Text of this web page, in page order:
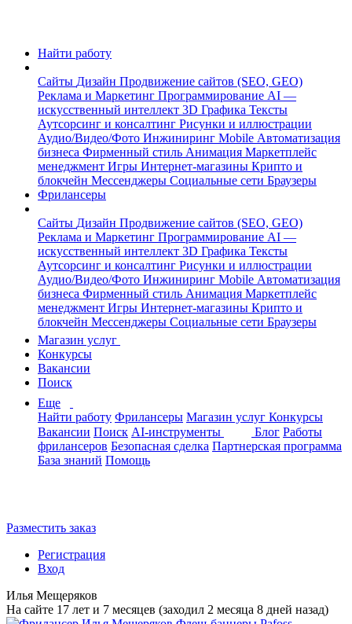
Найти работу
Сайты Дизайн Продвижение сайтов (SEO, GEO)
Реклама и Маркетинг Программирование AI —
искусственный интеллект 3D Графика Тексты
Аутсорсинг и консалтинг Рисунки и иллюстрации
Аудио/Видео/Фото Инжиниринг Mobile Автоматизация
бизнеса Фирменный стиль Анимация Маркетплейс
менеджмент Игры Интернет-магазины Крипто и
блокчейн Мессенджеры Социальные сети Браузеры
Фрилансеры
Сайты Дизайн Продвижение сайтов (SEO, GEO)
Реклама и Маркетинг Программирование AI —
искусственный интеллект 3D Графика Тексты
Аутсорсинг и консалтинг Рисунки и иллюстрации
Аудио/Видео/Фото Инжиниринг Mobile Автоматизация
бизнеса Фирменный стиль Анимация Маркетплейс
менеджмент Игры Интернет-магазины Крипто и
блокчейн Мессенджеры Социальные сети Браузеры
Магазин услуг
Конкурсы
Вакансии
Поиск
Еще
Найти работу Фрилансеры Магазин услуг Конкурсы
Вакансии Поиск AI-инструменты Блог Работы
фрилансеров Безопасная сделка Партнерская программа
База знаний Помощь
Разместить заказ
Регистрация
Вход
Илья Мещеряков
На сайте 17 лет и 7 месяцев (заходил 2 месяца 8 дней назад)